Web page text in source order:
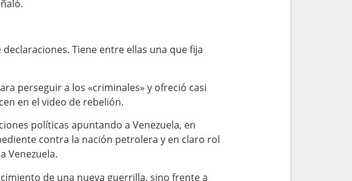
Tiene entre ellas una que fija
perseguir a los «criminales» y ofreció casi
en el video de rebelión.
políticas apuntando a Venezuela, en
contra la nación petrolera y en claro rol
Venezuela.
de una nueva guerrilla, sino frente a